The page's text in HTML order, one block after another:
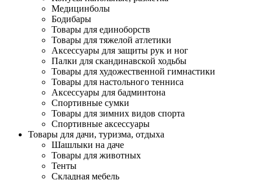
Медицинболы
Бодибары
Товары для единоборств
Товары для тяжелой атлетики
Аксессуары для защиты рук и ног
Палки для скандинавской ходьбы
Товары для художественной гимнастики
Товары для настольного тенниса
Аксессуары для бадминтона
Спортивные сумки
Товары для зимних видов спорта
Спортивные аксессуары
Товары для дачи, туризма, отдыха
Шашлыки на даче
Товары для животных
Тенты
Складная мебель